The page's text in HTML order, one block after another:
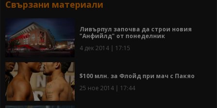
Свързани материали
Ливърпул започва да строи новия
"Анфийлд" от понеделник
4 дек 2014 | 17:15
$100 млн. за Флойд при мач с Пакяо
25 ное 2014 | 17:44